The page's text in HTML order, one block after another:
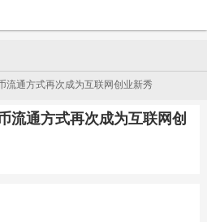
流通方式再次成为互联网创业新秀
流通方式再次成为互联网创